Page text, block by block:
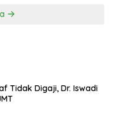
Tidak Digaji, Dr. Iswadi